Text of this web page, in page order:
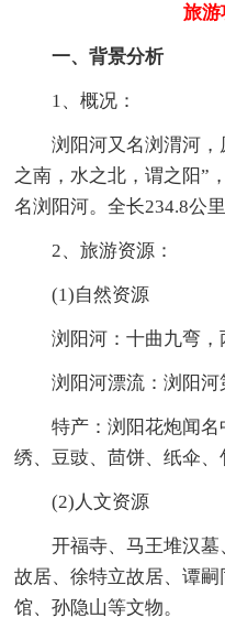
旅游
一、背景分析
1、概况：
浏阳河又名浏渭河，
之南，水之北，谓之阳”
名浏阳河。全长234.8公
2、旅游资源：
(1)自然资源
浏阳河：十曲九弯，
浏阳河漂流：浏阳河
特产：浏阳花炮闻名
绣、豆豉、茴饼、纸伞、
(2)人文资源
开福寺、马王堆汉墓
故居、徐特立故居、谭
馆、孙隐山等文物。